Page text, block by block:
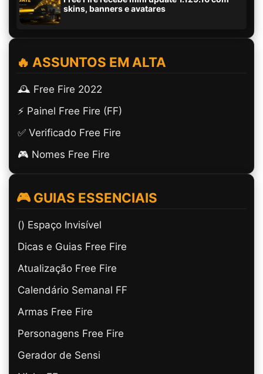
skins, banners e avatares
🔥 ASSUNTOS EM ALTA
🕰️ Free Fire 2022
⚡ Painel Free Fire (FF)
✅ Verificado Free Fire
🎮 Nomes Free Fire
🎮 GUIAS ESSENCIAIS
(ㅤ) Espaço Invisível
Dicas e Guias Free Fire
Atualização Free Fire
Calendário Semanal FF
Armas Free Fire
Personagens Free Fire
Gerador de Sensi